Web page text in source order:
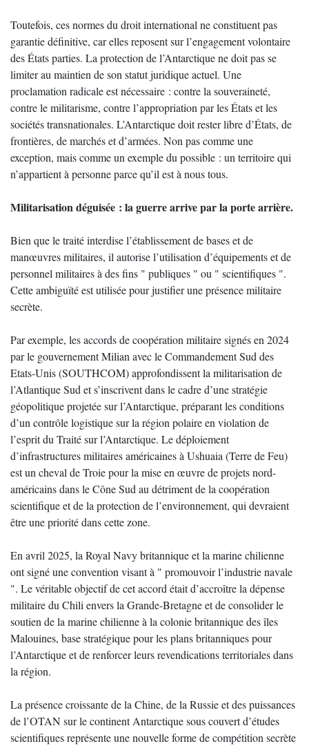
Toutefois, ces normes du droit international ne constituent pas
garantie définitive, car elles reposent sur l’engagement volontaire
des États parties. La protection de l’Antarctique ne doit pas se
limiter au maintien de son statut juridique actuel. Une
proclamation radicale est nécessaire : contre la souveraineté,
contre le militarisme, contre l’appropriation par les États et les
sociétés transnationales. L’Antarctique doit rester libre d’États, de
frontières, de marchés et d’armées. Non pas comme une
exception, mais comme un exemple du possible : un territoire qui
n’appartient à personne parce qu’il est à nous tous.
Militarisation déguisée : la guerre arrive par la porte arrière.
Bien que le traité interdise l’établissement de bases et de
manœuvres militaires, il autorise l’utilisation d’équipements et de
personnel militaires à des fins " publiques " ou " scientifiques ".
Cette ambiguïté est utilisée pour justifier une présence militaire
secrète.
Par exemple, les accords de coopération militaire signés en 2024
par le gouvernement Milian avec le Commandement Sud des
Etats-Unis (SOUTHCOM) approfondissent la militarisation de
l’Atlantique Sud et s’inscrivent dans le cadre d’une stratégie
géopolitique projetée sur l’Antarctique, préparant les conditions
d’un contrôle logistique sur la région polaire en violation de
l’esprit du Traité sur l’Antarctique. Le déploiement
d’infrastructures militaires américaines à Ushuaia (Terre de Feu)
est un cheval de Troie pour la mise en œuvre de projets nord-
américains dans le Cône Sud au détriment de la coopération
scientifique et de la protection de l’environnement, qui devraient
être une priorité dans cette zone.
En avril 2025, la Royal Navy britannique et la marine chilienne
ont signé une convention visant à " promouvoir l’industrie navale
". Le véritable objectif de cet accord était d’accroître la dépense
militaire du Chili envers la Grande-Bretagne et de consolider le
soutien de la marine chilienne à la colonie britannique des îles
Malouines, base stratégique pour les plans britanniques pour
l’Antarctique et de renforcer leurs revendications territoriales dans
la région.
La présence croissante de la Chine, de la Russie et des puissances
de l’OTAN sur le continent Antarctique sous couvert d’études
scientifiques représente une nouvelle forme de compétition secrète